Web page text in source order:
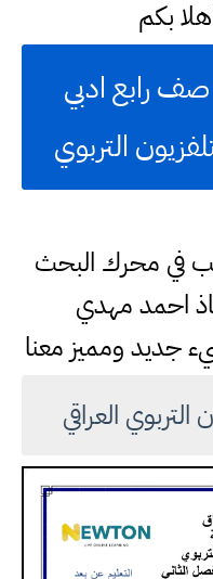
بكم
رابع ادبي
التربوي
في محرك البحث
احمد مهدي
جديد ومميز معنا
العراقي